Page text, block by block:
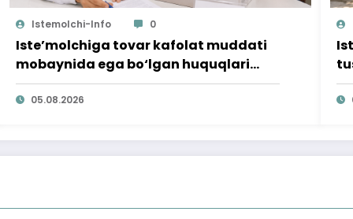
Istemolchi-Info 0
Iste’molchiga tovar kafolat muddati
mobaynida ega bo‘lgan huquqlari
ta’minlab berildi
05.08.2026